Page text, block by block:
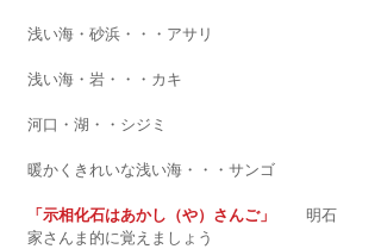
浅い海・砂浜・・・アサリ
浅い海・岩・・・カキ
河口・湖・・シジミ
暖かくきれいな浅い海・・・サンゴ
「示相化石はあかし（や）さんご」
明石
家さんま的に覚えましょう